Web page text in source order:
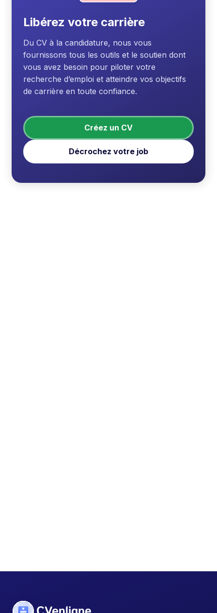
Libérez votre carrière
Du CV à la candidature, nous vous
fournissons tous les outils et le soutien dont
vous avez besoin pour piloter votre
recherche d’emploi et atteindre vos objectifs
de carrière en toute confiance.
Créez un CV
Décrochez votre job